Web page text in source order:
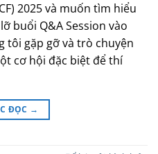
2025 và muốn tìm hiểu
buổi Q&A Session vào
tôi gặp gỡ và trò chuyện
cơ hội đặc biệt để thí
ĐỌC →